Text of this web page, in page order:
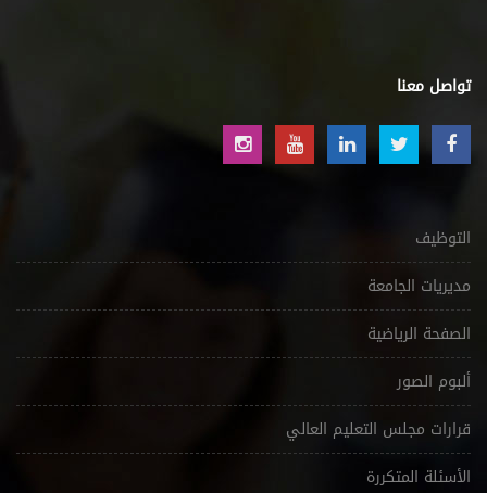
تواصل معنا
التوظيف
مديريات الجامعة
الصفحة الرياضية
ألبوم الصور
قرارات مجلس التعليم العالي
الأسئلة المتكررة